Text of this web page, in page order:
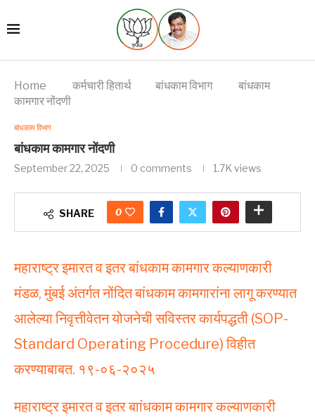
Home कर्मचारी हितार्थ बांधकाम विभाग
बांधकाम
कामगार नोंदणी
बांधकाम विभाग
बांधकाम कामगार नोंदणी
September 22, 2025 0 comments 1.7K views
SHARE 0
महाराष्ट्र इमारत व इतर बांधकाम कामगार कल्याणकारी
मंडळ, मुंबई अंतर्गत नोंदित बांधकाम कामगारांना लागू करण्यात
आलेल्या निवृत्तीवेतन योजनेची सविस्तर कार्यपद्धती (SOP-
Standard Operating Procedure) विहीत
करण्याबाबत. १९-०६-२०२५
महाराष्ट्र इमारत व इतर बाांधकाम कामगार कल्याणकारी